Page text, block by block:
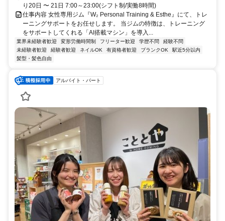
り20日 〜 21日 7:00～23:00(シフト制/実働8時間)
仕事内容 女性専用ジム『W₂ Personal Training & Esthe』にて、トレ
ーニングサポートをお任せします。 当ジムの特徴は、トレーニング
をサポートしてくれる「AI搭載マシン」を導入...
業界未経験者歓迎 変形労働時間制 フリーター歓迎 学歴不問
経験不問
未経験者歓迎
経験者歓迎 ネイルOK 有資格者歓迎 ブランクOK
駅近5分以内
髪型・髪色自由
アルバイト・パート